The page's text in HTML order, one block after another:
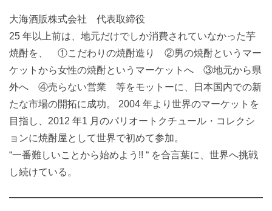
大海酒販株式会社 代表取締役
25 年以上前は、地元だけでしか消費されていなかった芋
焼酎を、 ①こだわりの焼酎造り ②男の焼酎というマー
ケットから女性の焼酎というマーケットへ ③地元から県
外へ ④売らない営業 等をモットーに、日本国内での新
たな市場の開拓に成功。 2004 年より世界のマーケットを
目指し、2012 年1 月のパリオートクチュール・コレクシ
ョンに焼酎屋として世界で初めて参加。
“一番難しいことから始めよう!! “ を合言葉に、世界へ挑戦
し続けている。